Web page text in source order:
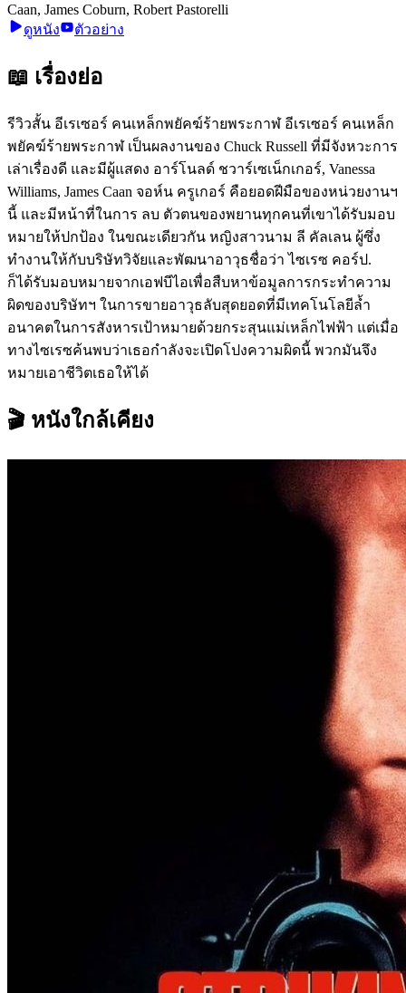
Caan, James Coburn, Robert Pastorelli
ดูหนัง
ตัวอย่าง
📖 เรื่องย่อ
รีวิวสั้น อีเรเซอร์ คนเหล็กพยัคฆ์ร้ายพระกาฬ อีเรเซอร์ คนเหล็ก
พยัคฆ์ร้ายพระกาฬ เป็นผลงานของ Chuck Russell ที่มีจังหวะการ
เล่าเรื่องดี และมีผู้แสดง อาร์โนลด์ ชวาร์เซเน็กเกอร์, Vanessa
Williams, James Caan จอห์น ครูเกอร์ คือยอดฝีมือของหน่วยงานฯ
นี้ และมีหน้าที่ในการ ลบ ตัวตนของพยานทุกคนที่เขาได้รับมอบ
หมายให้ปกป้อง ในขณะเดียวกัน หญิงสาวนาม ลี คัลเลน ผู้ซึ่ง
ทำงานให้กับบริษัทวิจัยและพัฒนาอาวุธชื่อว่า ไซเรซ คอร์ป.
ก็ได้รับมอบหมายจากเอฟบีไอเพื่อสืบหาข้อมูลการกระทำความ
ผิดของบริษัทฯ ในการขายอาวุธลับสุดยอดที่มีเทคโนโลยีล้ำ
อนาคตในการสังหารเป้าหมายด้วยกระสุนแม่เหล็กไฟฟ้า แต่เมื่อ
ทางไซเรซค้นพบว่าเธอกำลังจะเปิดโปงความผิดนี้ พวกมันจึง
หมายเอาชีวิตเธอให้ได้
🎬 หนังใกล้เคียง